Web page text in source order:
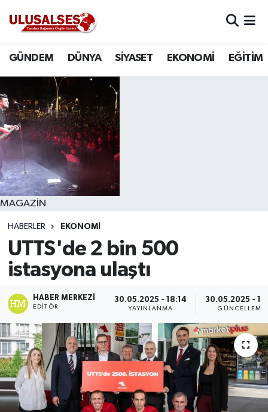
GÜNDEM DÜNYA SİYASET EKONOMİ EĞİTİM
MAGAZİN
HABERLER EKONOMİ
UTTS'de 2 bin 500
istasyona ulaştı
HABER MERKEZI
EDITÖR
30.05.2025 - 18:14
YAYINLANMA
30.05.2025 -
GÜNCELLEME
DÜNYA
SİYASET
EKONOMİ
EĞİTİM
SAĞLIK
MAGAZİN
SPOR
Trafik Durumu
Süper Lig Puan Durumu ve Fikstür
Tüm Manşetler
Son Dakika Haberleri
Haber Arşivi